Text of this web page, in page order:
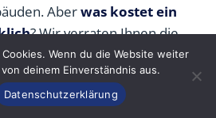
Aberwas kostet ein
? Wir verraten Ihnen die
unserer Fachpartner je nach
die Kosten durch Zuschüsse,
senken können.
Konfigurator
Wenn du die Website weiter
deinem Einverständnis aus.
Datenschutzerklärung